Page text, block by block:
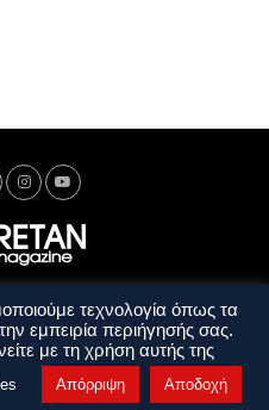
Όροι Χρήσης
τεχνολογία όπως τα
εμπειρία περιήγησής σας.
με τη χρήση αυτής της
Απόρριψη Αποδοχή